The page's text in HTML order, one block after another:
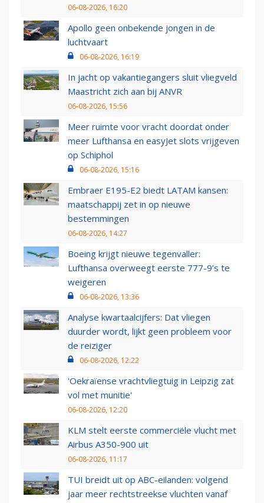
06-08-2026, 16:20
Apollo geen onbekende jongen in de
luchtvaart
06-08-2026, 16:19
In jacht op vakantiegangers sluit vliegveld
Maastricht zich aan bij ANVR
06-08-2026, 15:56
Meer ruimte voor vracht doordat onder
meer Lufthansa en easyJet slots vrijgeven
op Schiphol
06-08-2026, 15:16
Embraer E195-E2 biedt LATAM kansen:
maatschappij zet in op nieuwe
bestemmingen
06-08-2026, 14:27
Boeing krijgt nieuwe tegenvaller:
Lufthansa overweegt eerste 777-9’s te
weigeren
06-08-2026, 13:36
Analyse kwartaalcijfers: Dat vliegen
duurder wordt, lijkt geen probleem voor
de reiziger
06-08-2026, 12:22
'Oekraïense vrachtvliegtuig in Leipzig zat
vol met munitie'
06-08-2026, 12:20
KLM stelt eerste commerciële vlucht met
Airbus A350-900 uit
06-08-2026, 11:17
TUI breidt uit op ABC-eilanden: volgend
jaar meer rechtstreekse vluchten vanaf